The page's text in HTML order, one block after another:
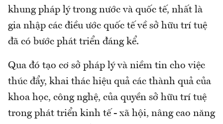
khung pháp lý trong nước và quốc tế, nhất là
gia nhập các điều ước quốc tế về sở hữu trí tuệ
đã có bước phát triển đáng kể.
Qua đó tạo cơ sở pháp lý và niềm tin cho việc
thúc đẩy, khai thác hiệu quả các thành quả của
khoa học, công nghệ, của quyền sở hữu trí tuệ
trong phát triển kinh tế - xã hội, nâng cao năng